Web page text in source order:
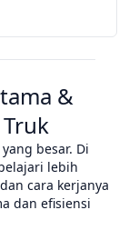
&
besar. Di
lebih
dan cara kerjanya
dan efisiensi